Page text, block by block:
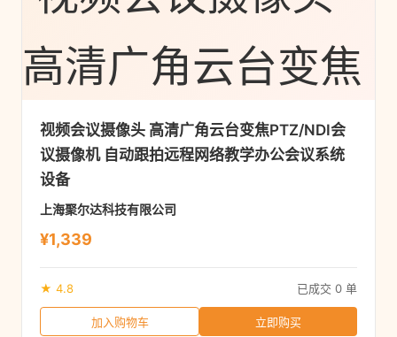
视频会议摄像头 高清广角云台变焦PTZ/NDI会
议摄像机 自动跟拍远程网络教学办公会议系统
设备
上海聚尔达科技有限公司
¥1,339
★ 4.8 已成交 0 单
加入购物车 立即购买